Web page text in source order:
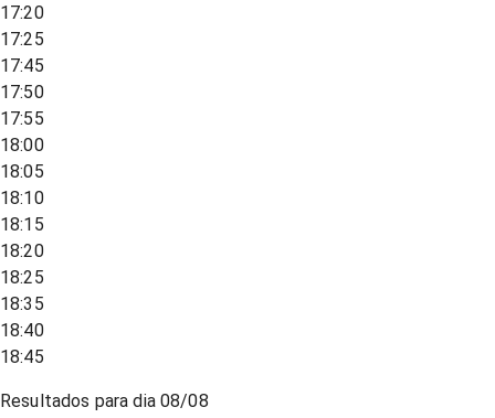
17:20
17:25
17:45
17:50
17:55
18:00
18:05
18:10
18:15
18:20
18:25
18:35
18:40
18:45
Resultados para dia08/08